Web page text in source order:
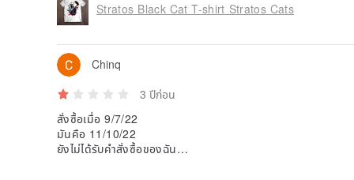
Stratos Black Cat T-shirt Stratos Cats
Chinq
3 ปีก่อน
สั่งซื้อเมื่อ 9/7/22
มันคือ 11/10/22
ยังไม่ได้รับคำสั่งซื้อของฉัน